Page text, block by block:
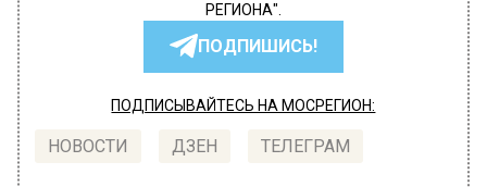
РЕГИОНА".
ПОДПИШИСЬ!
ПОДПИСЫВАЙТЕСЬ НА МОСРЕГИОН:
НОВОСТИ ДЗЕН ТЕЛЕГРАМ